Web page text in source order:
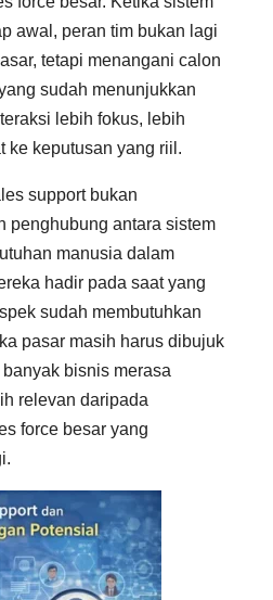
awal, peran tim bukan lagi
tetapi menangani calon
sudah menunjukkan
lebih fokus, lebih
ke keputusan yang riil.
support bukan
penghubung antara sistem
manusia dalam
hadir pada saat yang
sudah membutuhkan
pasar masih harus dibujuk
bisnis merasa
relevan daripada
force besar yang